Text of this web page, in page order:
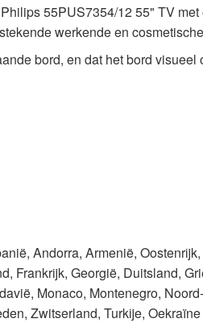
55PUS7354/12 55" TV
werkende en
bord, en dat het bord
Andorra, Armenië,
Frankrijk, Georgië, Duitsland,
Monaco, Montenegro,
Zwitserland, Turkije,